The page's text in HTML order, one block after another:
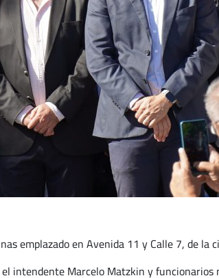
emplazado en Avenida 11 y Calle 7, de la
intendente Marcelo Matzkin y